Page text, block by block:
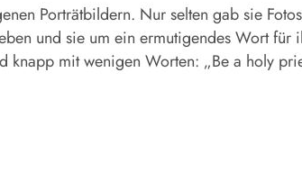
Porträtbildern. Nur selten gab sie
und sie um ein ermutigendes Wort für
knapp mit wenigen Worten: „Be a holy